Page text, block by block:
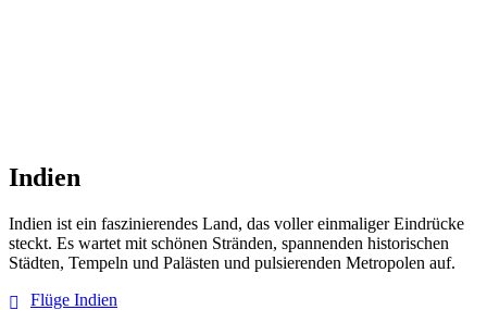
Indien
Indien ist ein faszinierendes Land, das voller einmaliger Eindrücke
steckt. Es wartet mit schönen Stränden, spannenden historischen
Städten, Tempeln und Palästen und pulsierenden Metropolen auf.
Flüge Indien